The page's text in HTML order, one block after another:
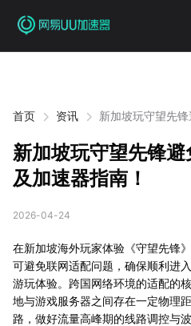
首页 资讯
新加坡玩守望先
新加坡玩守望先锋
及加速器指南！
2026-04-24
在新加坡海外玩家体验《守望先锋
可避免联网适配问题，确保顺利进
游玩体验。跨国网络环境的适配的
地与游戏服务器之间存在一定物理
路，做好流量高峰期的线路调控与